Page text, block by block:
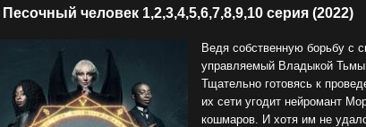
Песочный человек 1,2,3,4,5,6,7,8,9,10 серия (2022)
Ведя собственную борьбу с
управляемый Владыкой
Тщательно готовясь к
их сети угодит нейромант
кошмаров. И хотя им не